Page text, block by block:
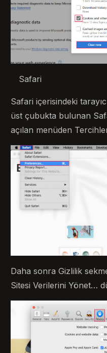
Safari
Safari içerisindeki
üst çubukta bulunan
açılan menüden
Daha sonra Gizlilik
Sitesi Verilerini Yönet…